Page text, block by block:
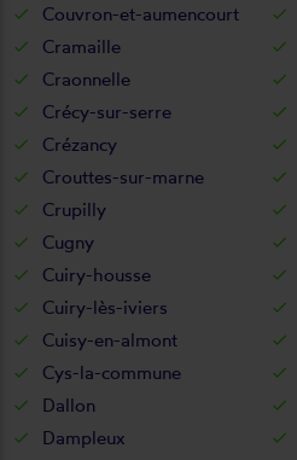
Couvron-et-aumencourt
Cramaille
Craonnelle
Crécy-sur-serre
Crézancy
Crouttes-sur-marne
Crupilly
Cugny
Cuiry-housse
Cuiry-lès-iviers
Cuisy-en-almont
Cys-la-commune
Dallon
Dampleux